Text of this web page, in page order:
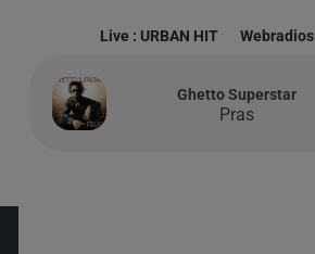
Live : URBAN HIT Webradios
Ghetto Superstar
Pras